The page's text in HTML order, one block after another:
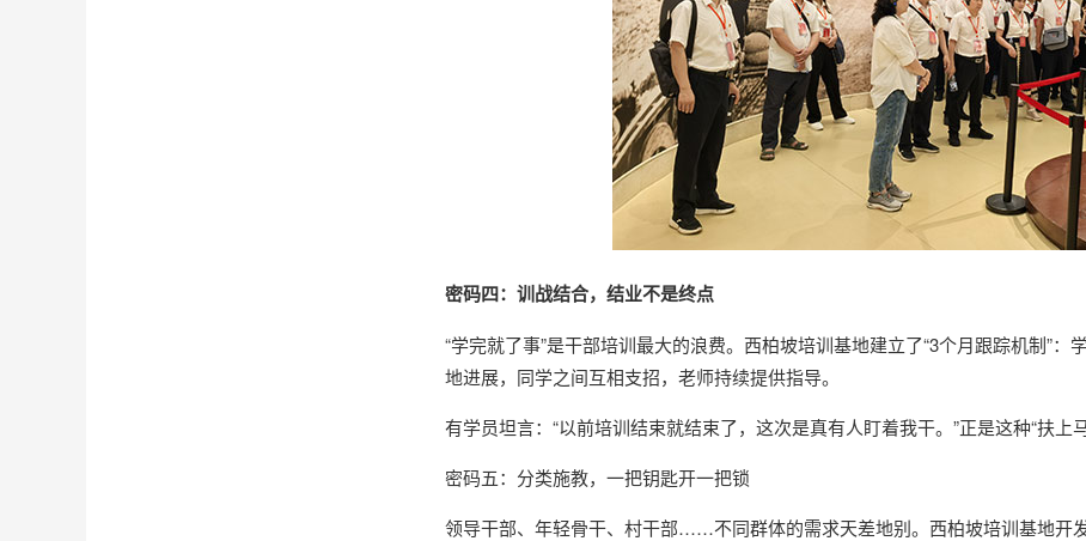
密码四：训战结合，结业不是终点
“学完就了事”是干部培训最大的浪费。西柏坡培训基地建立了“3个月跟踪机制”
地进展，同学之间互相支招，老师持续提供指导。
有学员坦言：“以前培训结束就结束了，这次是真有人盯着我干。”正是这种“扶上
密码五：分类施教，一把钥匙开一把锁
领导干部、年轻骨干、村干部……不同群体的需求天差地别。西柏坡培训基地开发